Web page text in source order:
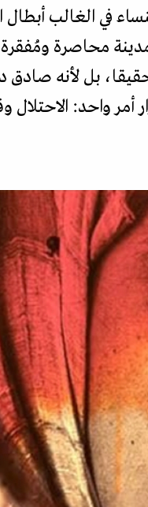
في الغالب
محاصرة
بل لأنه
أمر واحد: الاحتلال